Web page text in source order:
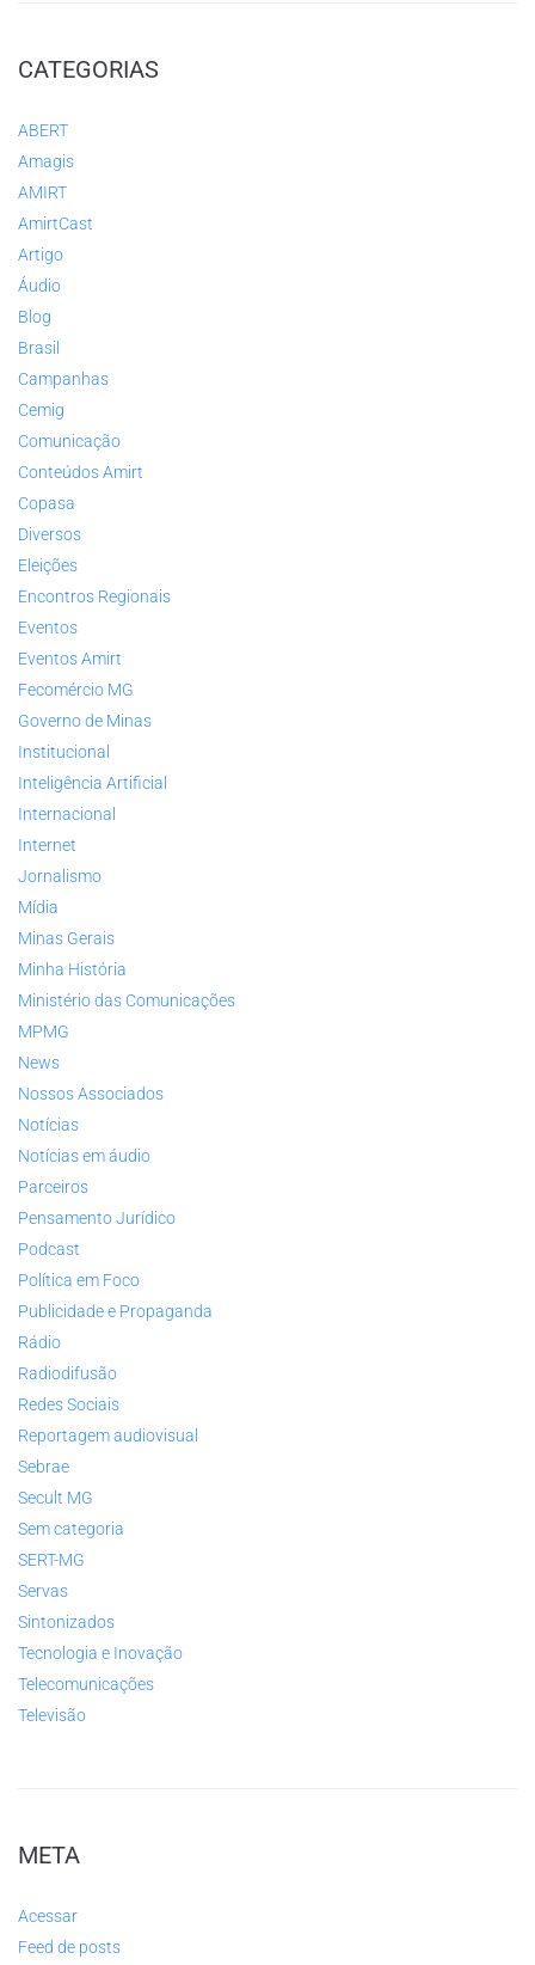
CATEGORIAS
ABERT
Amagis
AMIRT
AmirtCast
Artigo
Áudio
Blog
Brasil
Campanhas
Cemig
Comunicação
Conteúdos Amirt
Copasa
Diversos
Eleições
Encontros Regionais
Eventos
Eventos Amirt
Fecomércio MG
Governo de Minas
Institucional
Inteligência Artificial
Internacional
Internet
Jornalismo
Mídia
Minas Gerais
Minha História
Ministério das Comunicações
MPMG
News
Nossos Associados
Notícias
Notícias em áudio
Parceiros
Pensamento Jurídico
Podcast
Política em Foco
Publicidade e Propaganda
Rádio
Radiodifusão
Redes Sociais
Reportagem audiovisual
Sebrae
Secult MG
Sem categoria
SERT-MG
Servas
Sintonizados
Tecnologia e Inovação
Telecomunicações
Televisão
META
Acessar
Feed de posts